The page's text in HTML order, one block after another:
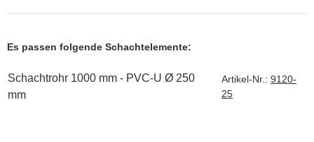
Es passen folgende Schachtelemente:
Schachtrohr 1000 mm - PVC-U Ø 250
mm
Artikel-Nr.: 9120-
25